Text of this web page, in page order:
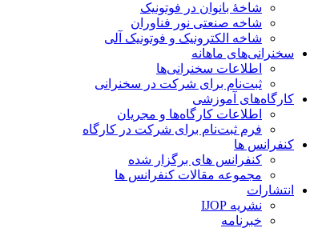
شاخۀ بانوان در فوتونیک
شاخه صنعتی نور فناوران
شاخه‌ الکترونیک و فوتونیک آلی
سخنرانی‌های ماهانه
اطلاعات سخنرانی‌‌ها
ثبت‌نام برای شرکت در سخنرانی
کارگاه‌های آموزشی
اطلاعات کارگاه‌ها و مجریان
فرم ثبت‌نام برای شرکت در کارگاه
کنفرانس ها
کنفرانس های برگزار شده
مجموعه مقالات کنفرانس ها
انتشارات
نشریه IJOP
خبرنامه